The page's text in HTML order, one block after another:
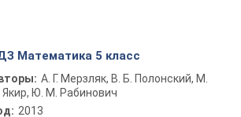
Математика 5 класс
А. Г. Мерзляк, В. Б. Полонский, М.
Якир, Ю. М. Рабинович
2013